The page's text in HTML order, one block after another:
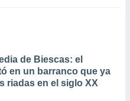
de Biescas: el
en un barranco que ya
riadas en el siglo XX